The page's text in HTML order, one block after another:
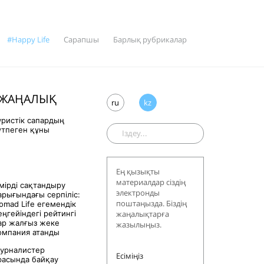
#Happy Life Сарапшы Барлық рубрикалар
қалай
көмектеседі
Қазақстанның өмірді
Цифрландыру өмірді сақтандыру
сапардың
құны
сақтандыру
серпіліс:
Life егемендік
рейтингі
жалғыз жеке
атанды
байқау
ru kz
Ең қызықты
материалдар сіздің
электронды
поштаңызда. Біздің
жаңалықтарға
жазылыңыз.
Есіміңіз